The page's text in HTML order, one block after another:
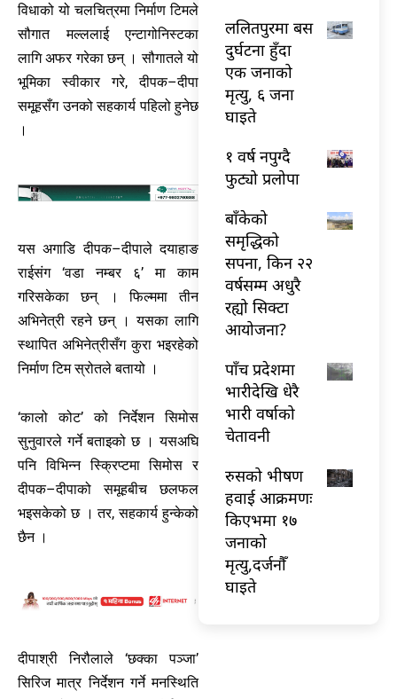
विधाको यो चलचित्रमा निर्माण टिमले
सौगात मल्ललाई एन्टागोनिस्टका
लागि अफर गरेका छन् । सौगातले यो
भूमिका स्वीकार गरे, दीपक–दीपा
समूहसँग उनको सहकार्य पहिलो हुनेछ
।
यस अगाडि दीपक–दीपाले दयाहाङ
राईसंग ‘वडा नम्बर ६’ मा काम
गरिसकेका छन् । फिल्ममा तीन
अभिनेत्री रहने छन् । यसका लागि
स्थापित अभिनेत्रीसँग कुरा भइरहेको
निर्माण टिम स्रोतले बतायो ।
‘कालो कोट’ को निर्देशन सिमोस
सुनुवारले गर्ने बताइको छ । यसअघि
पनि विभिन्न स्क्रिप्टमा सिमोस र
दीपक–दीपाको समूहबीच छलफल
भइसकेको छ । तर, सहकार्य हुन्केको
छैन ।
दीपाश्री निरौलाले ‘छक्का पञ्जा’
सिरिज मात्र निर्देशन गर्ने मनस्थिति
ललितपुरमा बस
दुर्घटना हुँदा
एक जनाको
मृत्यु, ६ जना
घाइते
१ वर्ष नपुग्दै
फुट्यो प्रलोपा
बाँकेको
समृद्धिको
सपना, किन २२
वर्षसम्म अधुरै
रह्यो सिक्टा
आयोजना?
पाँच प्रदेशमा
भारीदेखि धेरै
भारी वर्षाको
चेतावनी
रुसको भीषण
हवाई आक्रमणः
किएभमा १७
जनाको
मृत्यु,दर्जनौँ
घाइते